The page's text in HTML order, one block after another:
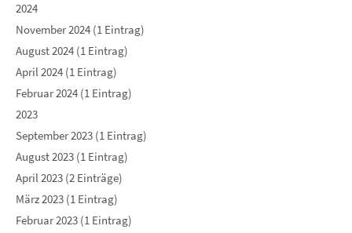
2024
November 2024 (1 Eintrag)
August 2024 (1 Eintrag)
April 2024 (1 Eintrag)
Februar 2024 (1 Eintrag)
2023
September 2023 (1 Eintrag)
August 2023 (1 Eintrag)
April 2023 (2 Einträge)
März 2023 (1 Eintrag)
Februar 2023 (1 Eintrag)